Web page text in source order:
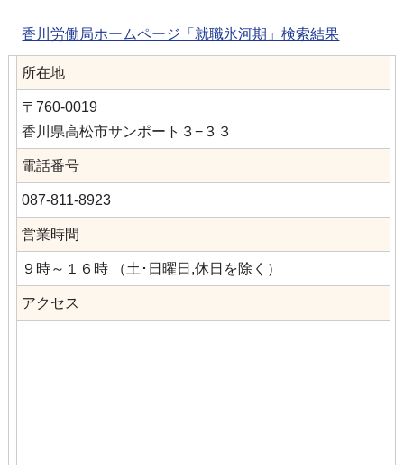
香川労働局ホームページ「就職氷河期」検索結果
所在地
〒760-0019
香川県高松市サンポート３−３３
電話番号
087-811-8923
営業時間
９時～１６時 （土･日曜日,休日を除く）
アクセス